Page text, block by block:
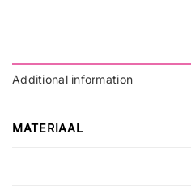
Additional information
MATERIAAL